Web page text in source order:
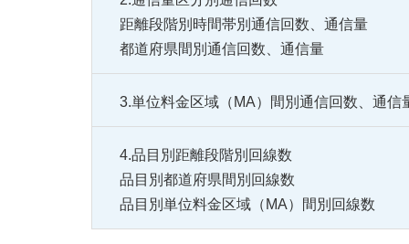
距離段階別時間帯別通信回数、通信量
都道府県間別通信回数、通信量
3.単位料金区域（MA）間別通信回数、通信
4.品目別距離段階別回線数
品目別都道府県間別回線数
品目別単位料金区域（MA）間別回線数